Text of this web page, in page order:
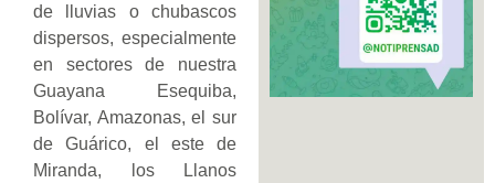
de lluvias o chubascos
dispersos, especialmente
en sectores de nuestra
Guayana Esequiba,
Bolívar, Amazonas, el sur
de Guárico, el este de
Miranda, los Llanos